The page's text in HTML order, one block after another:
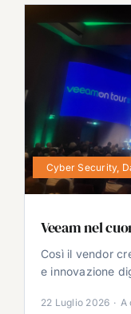
Cyber Security,
Veeam nel
Così il vendor
e innovazione
22 Luglio 2026 · A